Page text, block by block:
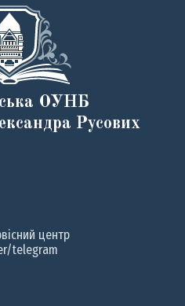
ОУНБ
Русових
центр
telegram